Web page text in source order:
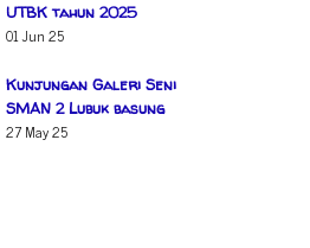
UTBK tahun 2025
01 Jun 25
Kunjungan Galeri Seni
SMAN 2 Lubuk basung
27 May 25